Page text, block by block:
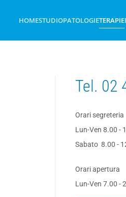
HOMESTUDIOPATOLOGIETERAPIE
Tel. 02
Orari segreteria
Lun-Ven 8.00 -
Sabato 8.00 -
Orari apertura
Lun-Ven 7.00 -